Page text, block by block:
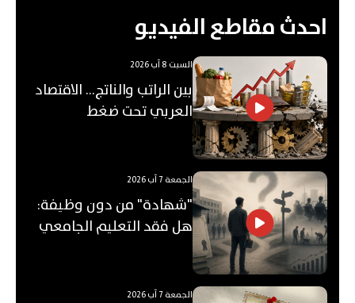
احدث مقاطع الفيديو
السبت 8 آب 2026
بين الراتب والناتج… الاقتصاد
العربي تحت ضغط
الجمعة 7 آب 2026
"شهادة" من دون وظيفة:
هل فقد التعليم الجامعي
الجمعة 7 آب 2026